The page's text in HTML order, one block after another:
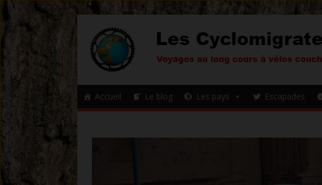
Accueil Le blog Les pays Escapades